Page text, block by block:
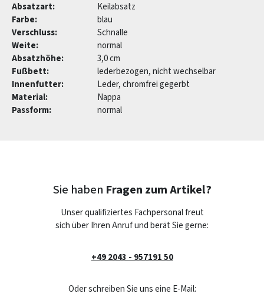
Absatzart:
Keilabsatz
Farbe:
blau
Verschluss:
Schnalle
Weite:
normal
Absatzhöhe:
3,0 cm
Fußbett:
lederbezogen, nicht wechselbar
Innenfutter:
Leder, chromfrei gegerbt
Material:
Nappa
Passform:
normal
Sie haben Fragen zum Artikel?
Unser qualifiziertes Fachpersonal freut
sich über Ihren Anruf und berät Sie gerne:
+49 2043 - 957191 50
Oder schreiben Sie uns eine E-Mail: